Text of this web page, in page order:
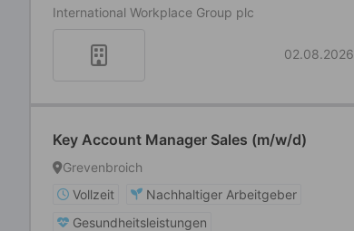
International Workplace Group plc
02.08.2026
Key Account Manager Sales (m/w/d)
Grevenbroich
Vollzeit
Nachhaltiger Arbeitgeber
Gesundheitsleistungen